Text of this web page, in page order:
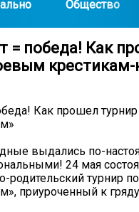
Общество
= победа! Как
Как прошел
выдались по-
24 мая
родительский турнир
приуроченный к